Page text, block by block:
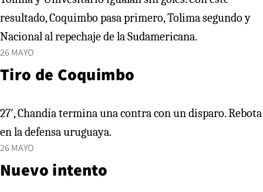
resultado, Coquimbo pasa primero, Tolima segundo y
Nacional al repechaje de la Sudamericana.
26 MAYO
Tiro de Coquimbo
27′, Chandía termina una contra con un disparo. Rebota
en la defensa uruguaya.
26 MAYO
Nuevo intento